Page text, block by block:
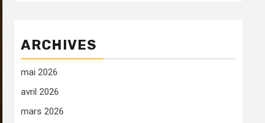
ARCHIVES
mai 2026
avril 2026
mars 2026